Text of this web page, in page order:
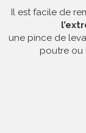
Il est facile de
une pince de
poutre ou